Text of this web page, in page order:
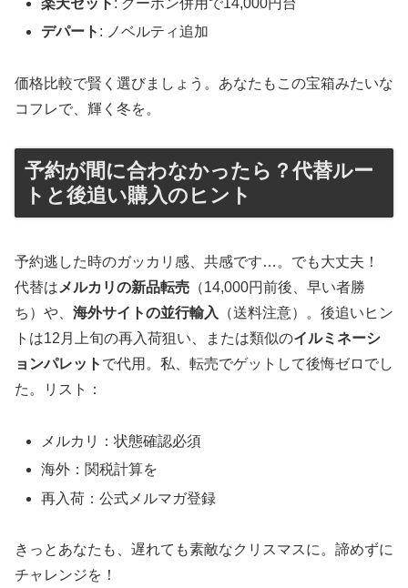
楽天セット : クーポン併用で14,000円台
デパート : ノベルティ追加
価格比較で賢く選びましょう。あなたもこの宝箱みたいな
コフレで、輝く冬を。
予約が間に合わなかったら？代替ルー
トと後追い購入のヒント
予約逃した時のガッカリ感、共感です…。でも大丈夫！
代替は メルカリの新品転売 （14,000円前後、早い者勝
ち）や、 海外サイトの並行輸入
（送料注意）。後追いヒン
トは12月上旬の再入荷狙い、または類似のイルミネーシ
ョンパレット で代用。私、転売でゲットして後悔ゼロでし
た。リスト：
メルカリ：状態確認必須
海外：関税計算を
再入荷：公式メルマガ登録
きっとあなたも、遅れても素敵なクリスマスに。諦めずに
チャレンジを！